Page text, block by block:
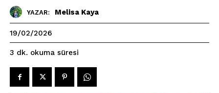
YAZAR: Melisa Kaya
19/02/2026
3 dk. okuma süresi